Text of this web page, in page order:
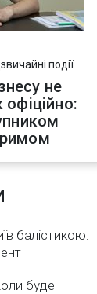
події
не
балістикою:
буде